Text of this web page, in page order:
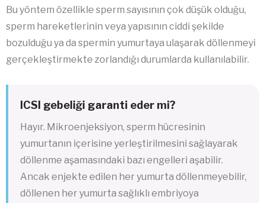
Bu yöntem özellikle sperm sayısının çok düşük olduğu,
sperm hareketlerinin veya yapısının ciddi şekilde
bozulduğu ya da spermin yumurtaya ulaşarak döllenmeyi
gerçekleştirmekte zorlandığı durumlarda kullanılabilir.
ICSI gebeliği garanti eder mi?
Hayır. Mikroenjeksiyon, sperm hücresinin
yumurtanın içerisine yerleştirilmesini sağlayarak
döllenme aşamasındaki bazı engelleri aşabilir.
Ancak enjekte edilen her yumurta döllenmeyebilir,
döllenen her yumurta sağlıklı embriyoya